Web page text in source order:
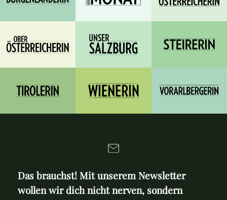
Das brauchst! Mit unserem Newsletter
wollen wir dich nicht nerven, sondern